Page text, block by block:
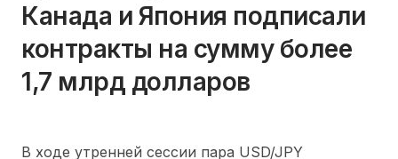
Канада и Япония подписали
контракты на сумму более
1,7 млрд долларов
В ходе утренней сессии пара USD/JPY